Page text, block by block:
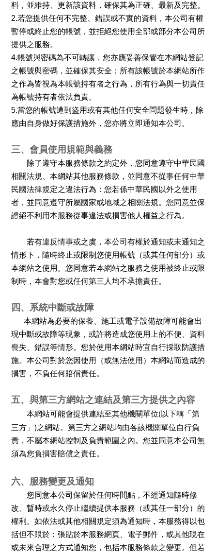
料，並維持、更新該資料，確保其為正確、最新及完整。
2.若您提供任何不完整、錯誤或不實的資料，本公司有權
暫停或終止您的帳號，並拒絕您使用全部或部分本公司所
提供之服務。
4.帳號與密碼為不可轉讓，您亦應妥善保管在本網站登記
之帳號與密碼，並確保其安全；所有該帳號於本網站所作
之作為皆視為本帳號持有者之行為，所有行為與一切責任
為帳號持有者依法負責。
5.當您的帳號遭到盜用或有其他任何安全問題發生時，除
應由自身做好保護措施外，您亦將立即通知本公司。
三、會員使用規範與義務
除了遵守本服務條款之約定外，您同意遵守中華民國
相關法規、本網站其他服務條款，並同意不從事任何中華
民國法律規定之違法行為：您若係中華民國以外之使用
者，並同意遵守所屬國家或地域之相關法規。您同意並保
證絕不利用本服務從事違法或損害他人權益之行為。
若有違反情事或之虞，本公司有權於通知或未通知之
情形下，隨時終止或限制您使用帳號（或其任何部分）或
本網站之使用。您同意若本網站之服務之使用被終止或限
制時，本會對您或任何第三人均不承擔責任。
四、系統中斷或故障
本網站為必要的保養、施工或電子設備故障可能會出
現中斷或故障等現象，或許將造成您使用上的不便、資料
喪失、錯誤等情形。您於使用本網站時宜自行採取防護措
施。本公司對於您因使用（或無法使用）本網站而造成的
損害，不負任何賠償責任。
五、與第三方網站之連結及第三方提供之內容
本網站可能會提供連結至其他機關單位(以下稱「第
三方」 )之網站。第三方之網站均由各該機關單位自行負
責，不屬本網站控制及負責範圍之內。您並同意本公司無
須為您負損害賠償之責任。
六、服務變更及通知
您同意本公司保留於任何時間點，不經通知隨時修
改、暫時或永久停止繼續提供本服務（或其任一部分）的
權利。如依法或其他相關規定須為通知時，本服務得以包
括但不限於：張貼於本服務網頁、電子郵件，或其他現在
或未來合理之方式通知您，包括本服務條款之變更。但若